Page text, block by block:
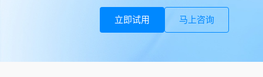
立即试用 马上咨询